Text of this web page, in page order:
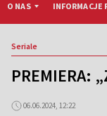
O NAS INFORMACJE
Seriale
PREMIERA:
06.06.2024, 12:22